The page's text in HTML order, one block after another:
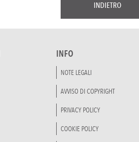
INDIETRO
INFO
NOTE LEGALI
AVVISO DI COPYRIGHT
PRIVACY POLICY
COOKIE POLICY